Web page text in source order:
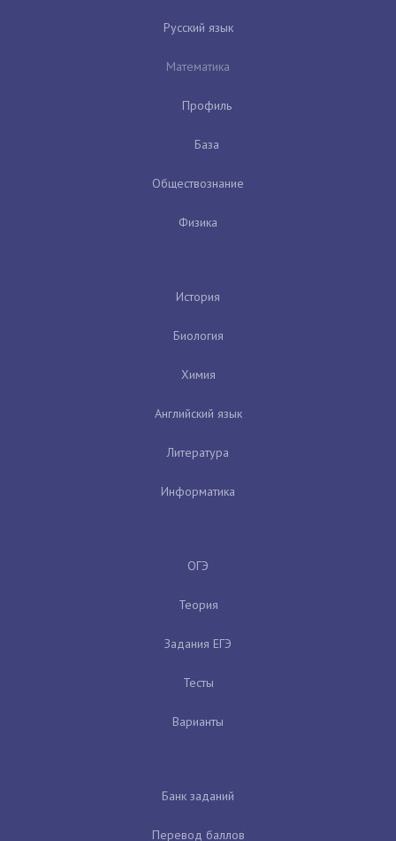
Русский язык
Математика
Профиль
База
Обществознание
Физика
История
Биология
Химия
Английский язык
Литература
Информатика
ОГЭ
Теория
Задания ЕГЭ
Тесты
Варианты
Банк заданий
Перевод баллов